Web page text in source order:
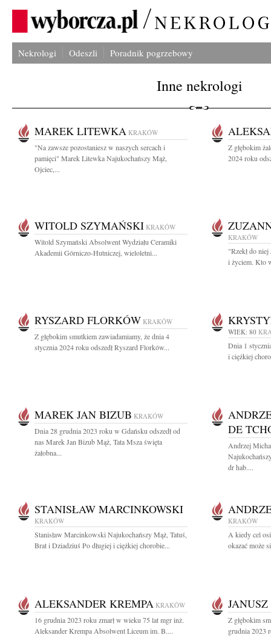
Nekrologi Odeszli Poradnik pogrzebowy
Inne nekrologi
MAREK LITEWKA KRAKÓW
"Na zawsze pozostaniesz w naszych sercach i
pamięci" Marek Litewka Najukochańszy Mąż,
Ojciec,...
Z głębokim
2024 roku
WITOLD SZYMAŃSKI KRAKÓW
Witold Szymański Absolwent Wydziału Ceramiki
Akademii Górniczo-Hutniczej, wieloletni...
KRAKÓW
"Rzekł do
i życiem. Kto
RYSZARD FLORKÓW KRAKÓW
Z głębokim smutkiem zawiadamiamy, że dnia 4
stycznia 2024 roku odszedł Ryszard Florków...
WIEK: 80
Dnia 1
i ciężkiej
MAREK JAN BIZUB KRAKÓW
Dnia 28 grudnia 2023 roku w Gdańsku odszedł od
nas Marek Jan Bizub Mąż, Tata Msza święta
żałobna...
DE
Andrzej
dr hab....
STANISŁAW MARCINKOWSKI
KRAKÓW
Stanisław Marcinkowski Najukochańszy Mąż, Tatuś,
Brat i Dziadziuś Po długiej i ciężkiej chorobie...
KRAKÓW
A kiedy cel
okazać może
ALEKSANDER KREMPA KRAKÓW
16 grudnia 2023 roku zmarł w wieku 75 lat mgr inż.
Aleksander Krempa Absolwent Liceum im. B....
Z głębokim
grudnia 2023